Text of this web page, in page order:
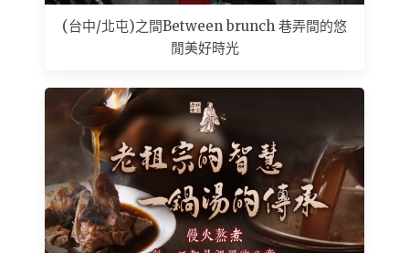
(台中/北屯)之間Between brunch 巷弄間的悠
閒美好時光